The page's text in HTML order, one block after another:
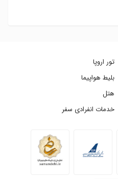
تور اروپا
بلیط هواپیما
هتل
خدمات انفرادی سفر